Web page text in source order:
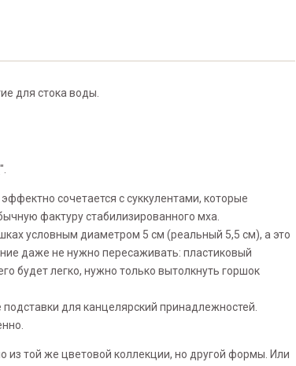
для стока воды.
".
сочетается с суккулентами, которые
фактуру стабилизированного мха.
условным диаметром 5 см (реальный 5,5 см), а это
даже не нужно пересаживать: пластиковый
будет легко, нужно только вытолкнуть горшок
для канцелярский принадлежностей.
из той же цветовой коллекции, но другой формы. Или